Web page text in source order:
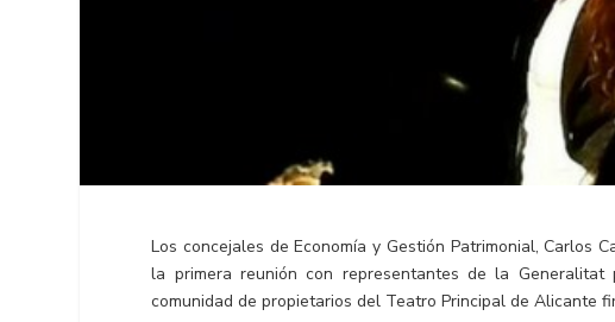
Los concejales de Economía y Gestión Patrimonial, Carlos
la primera reunión con representantes de la
comunidad de propietarios del Teatro Principal de Alicante